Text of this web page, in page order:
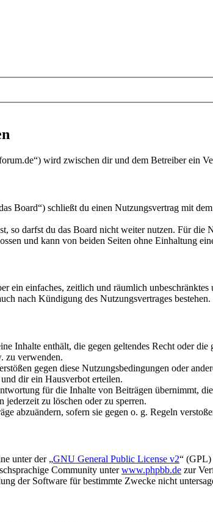
wird zwischen dir und dem Betreiber ein
Board“) schließt du einen Nutzungsvertrag mit
so darfst du das Board nicht weiter nutzen. Für
und kann von beiden Seiten ohne Einhaltung
ein einfaches, zeitlich und räumlich
nach Kündigung des Nutzungsvertrages bestehen.
Inhalte enthält, die gegen geltendes Recht oder
zu verwenden.
gegen diese Nutzungsbedingungen oder
dir ein Hausverbot erteilen.
für die Inhalte von Beiträgen übernimmt,
zu löschen oder zu sperren.
abzuändern, sofern sie gegen o. g. Regeln
unter der „GNU General Public License v2“ (GPL)
Community unterwww.phpbb.de zur
der Software für bestimmte Zwecke nicht